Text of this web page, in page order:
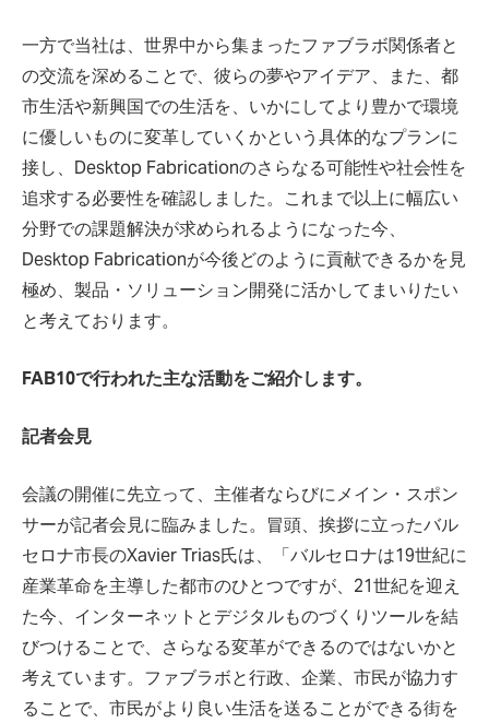
一方で当社は、世界中から集まったファブラボ関係者と
の交流を深めることで、彼らの夢やアイデア、また、都
市生活や新興国での生活を、いかにしてより豊かで環境
に優しいものに変革していくかという具体的なプランに
接し、Desktop Fabricationのさらなる可能性や社会性を
追求する必要性を確認しました。これまで以上に幅広い
分野での課題解決が求められるようになった今、
Desktop Fabricationが今後どのように貢献できるかを見
極め、製品・ソリューション開発に活かしてまいりたい
と考えております。
FAB10で行われた主な活動をご紹介します。
記者会見
会議の開催に先立って、主催者ならびにメイン・スポン
サーが記者会見に臨みました。冒頭、挨拶に立ったバル
セロナ市長のXavier Trias氏は、「バルセロナは19世紀に
産業革命を主導した都市のひとつですが、21世紀を迎え
た今、インターネットとデジタルものづくりツールを結
びつけることで、さらなる変革ができるのではないかと
考えています。ファブラボと行政、企業、市民が協力す
ることで、市民がより良い生活を送ることができる街を